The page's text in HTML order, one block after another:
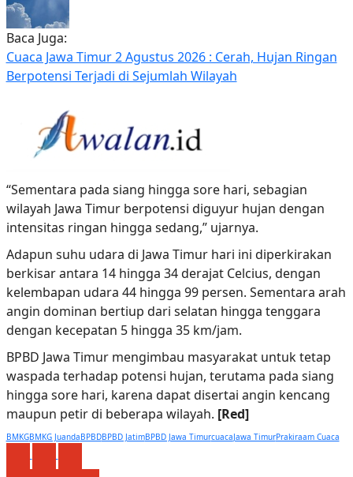
Baca Juga:
Cuaca Jawa Timur 2 Agustus 2026 : Cerah, Hujan Ringan
Berpotensi Terjadi di Sejumlah Wilayah
“Sementara pada siang hingga sore hari, sebagian
wilayah Jawa Timur berpotensi diguyur hujan dengan
intensitas ringan hingga sedang,” ujarnya.
Adapun suhu udara di Jawa Timur hari ini diperkirakan
berkisar antara 14 hingga 34 derajat Celcius, dengan
kelembapan udara 44 hingga 99 persen. Sementara arah
angin dominan bertiup dari selatan hingga tenggara
dengan kecepatan 5 hingga 35 km/jam.
BPBD Jawa Timur mengimbau masyarakat untuk tetap
waspada terhadap potensi hujan, terutama pada siang
hingga sore hari, karena dapat disertai angin kencang
maupun petir di beberapa wilayah. [Red]
BMKGBMKG JuandaBPBDBPBD JatimBPBD Jawa TimurcuacaJawa TimurPrakiraam Cuaca